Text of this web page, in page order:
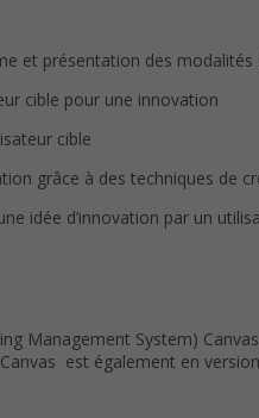
et présentation des modalités
cible pour une innovation
cible
grâce à des techniques de
idée d’innovation par un
Management System)
est également en